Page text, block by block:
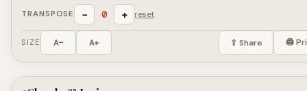
TRANSPOSE − 0 + reset
SIZE A− A+ ⇪ Share 🖨